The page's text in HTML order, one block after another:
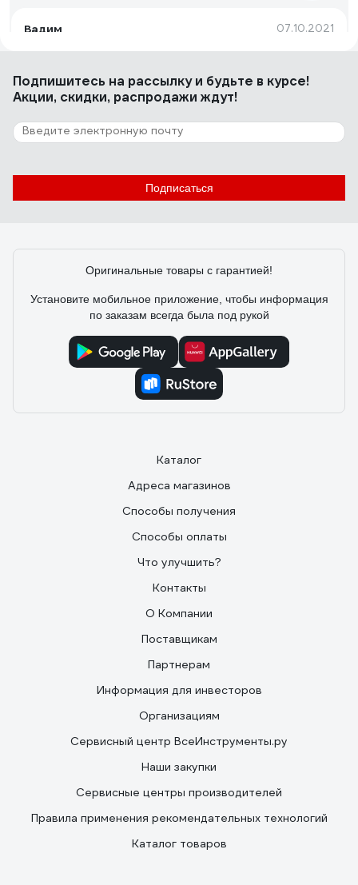
Вадим 07.10.2021
Цена и качество пошива
136 отзывов
Отзыв о перчатках Jeta Safety Ferrus Max
10/XL
Подпишитесь на рассылкуи будьте в курсе!
Акции, скидки, распродажи ждут!
Подписаться
Оригинальные товары с гарантией!
Установите мобильное приложение, чтобы информация
по заказам всегда была под рукой
Каталог
Адреса магазинов
Способы получения
Способы оплаты
Что улучшить?
Контакты
О Компании
Поставщикам
Партнерам
Информация для инвесторов
Организациям
Сервисный центр ВсеИнструменты.ру
Наши закупки
Сервисные центры производителей
Правила применения рекомендательных технологий
Каталог товаров